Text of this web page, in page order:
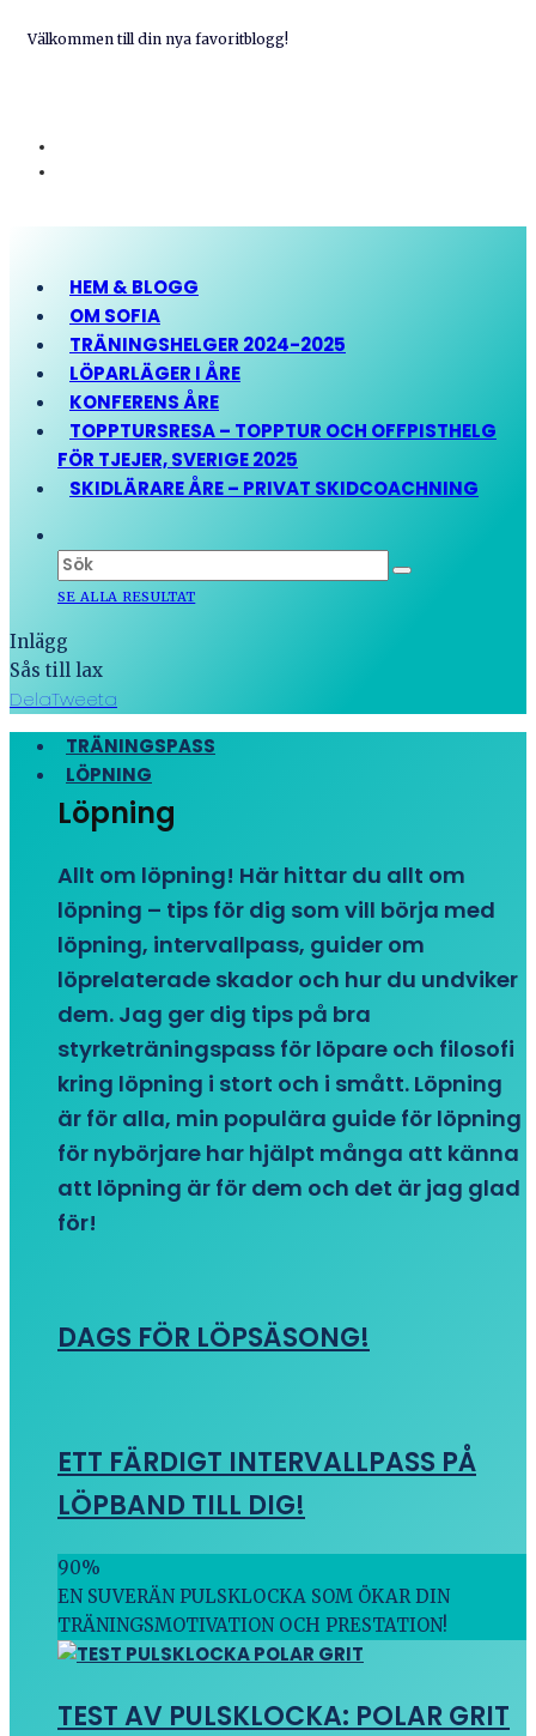
Välkommen till din nya favoritblogg!
HEM & BLOGG
OM SOFIA
TRÄNINGSHELGER 2024-2025
LÖPARLÄGER I ÅRE
KONFERENS ÅRE
TOPPTURSRESA – TOPPTUR OCH OFFPISTHELG
FÖR TJEJER, SVERIGE 2025
SKIDLÄRARE ÅRE – PRIVAT SKIDCOACHNING
SE ALLA RESULTAT
Inlägg
Sås till lax
DelaTweeta
TRÄNINGSPASS
LÖPNING
Löpning
Allt om löpning! Här hittar du allt om
löpning – tips för dig som vill börja med
löpning, intervallpass, guider om
löprelaterade skador och hur du undviker
dem. Jag ger dig tips på bra
styrketräningspass för löpare och filosofi
kring löpning i stort och i smått. Löpning
är för alla, min populära guide för löpning
för nybörjare har hjälpt många att känna
att löpning är för dem och det är jag glad
för!
DAGS FÖR LÖPSÄSONG!
ETT FÄRDIGT INTERVALLPASS PÅ
LÖPBAND TILL DIG!
90%
EN SUVERÄN PULSKLOCKA SOM ÖKAR DIN
TRÄNINGSMOTIVATION OCH PRESTATION!
TEST AV PULSKLOCKA: POLAR GRIT